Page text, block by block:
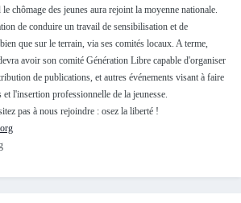
chômage des jeunes aura rejoint la moyenne nationale.
de conduire un travail de sensibilisation et de
que sur le terrain, via ses comités locaux. A terme,
avoir son comité Génération Libre capable d'organiser
de publications, et autres événements visant à faire
et l'insertion professionnelle de la jeunesse.
pas à nous rejoindre : osez la liberté !